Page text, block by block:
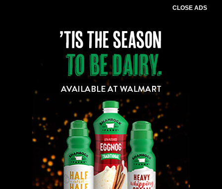
CLOSE ADS